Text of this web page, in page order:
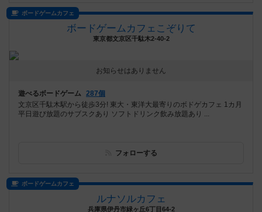
ボードゲームカフェ
ボードゲームカフェこぞりて
東京都文京区千駄木2-40-2
お知らせはありません
遊べるボードゲーム 287個
文京区千駄木駅から徒歩3分! 東大・東洋大最寄りのボドゲカフェ 1カ月
平日遊び放題のサブスクあり ソフトドリンク飲み放題あり ...
フォローする
ボードゲームカフェ
ルナソルカフェ
兵庫県伊丹市緑ヶ丘6丁目64-2